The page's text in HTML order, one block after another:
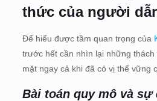
thức của người
Để hiểu được tầm quan trọng của
trước hết cần nhìn lại những
mặt ngay cả khi đã có vị thế vững
Bài toán quy mô và sự